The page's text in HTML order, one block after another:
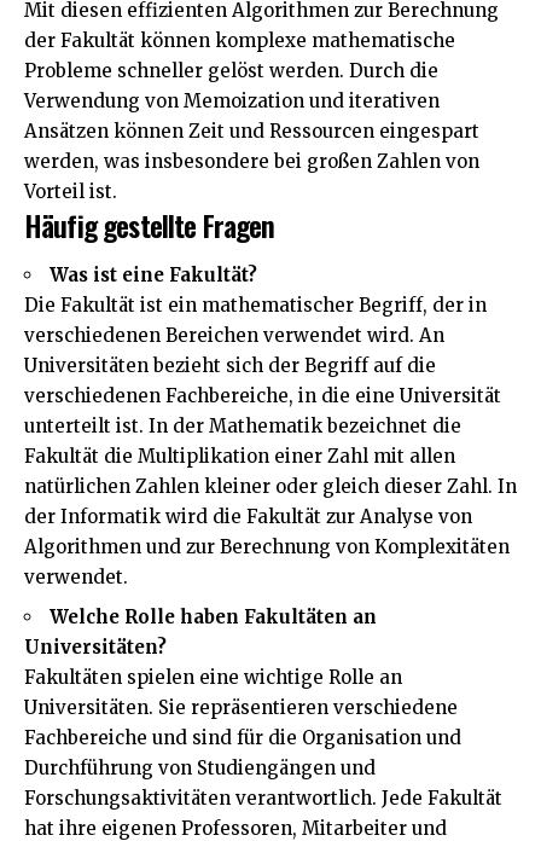
Mit diesen effizienten Algorithmen zur Berechnung
der Fakultät können komplexe mathematische
Probleme schneller gelöst werden. Durch die
Verwendung von Memoization und iterativen
Ansätzen können Zeit und Ressourcen eingespart
werden, was insbesondere bei großen Zahlen von
Vorteil ist.
Häufig gestellte Fragen
Was ist eine Fakultät?
Die Fakultät ist ein mathematischer Begriff, der in
verschiedenen Bereichen verwendet wird. An
Universitäten bezieht sich der Begriff auf die
verschiedenen Fachbereiche, in die eine Universität
unterteilt ist. In der Mathematik bezeichnet die
Fakultät die Multiplikation einer Zahl mit allen
natürlichen Zahlen kleiner oder gleich dieser Zahl. In
der Informatik wird die Fakultät zur Analyse von
Algorithmen und zur Berechnung von Komplexitäten
verwendet.
Welche Rolle haben Fakultäten an
Universitäten?
Fakultäten spielen eine wichtige Rolle an
Universitäten. Sie repräsentieren verschiedene
Fachbereiche und sind für die Organisation und
Durchführung von Studiengängen und
Forschungsaktivitäten verantwortlich. Jede Fakultät
hat ihre eigenen Professoren, Mitarbeiter und